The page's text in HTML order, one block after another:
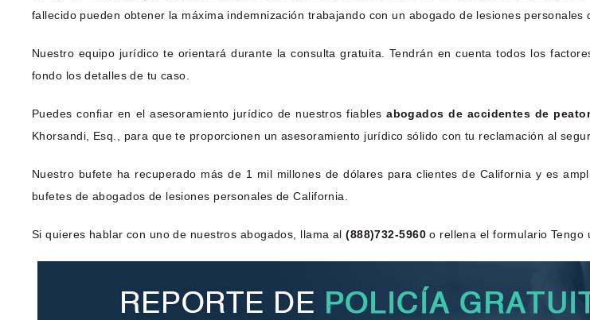
fallecido pueden obtener la máxima indemnización trabajando con un abogado de lesiones personales
Nuestro equipo jurídico te orientará durante la consulta gratuita. Tendrán en cuenta todos los
fondo los detalles de tu caso.
Puedes confiar en el asesoramiento jurídico de nuestros fiablesabogados de accidentes de
Khorsandi, Esq., para que te proporcionen un asesoramiento jurídico sólido con tu reclamación al
Nuestro bufete ha recuperado más de 1 mil millones de dólares para clientes de California y es
bufetes de abogados de lesiones personales de California.
Si quieres hablar con uno de nuestros abogados, llama al(888)732-5960o rellena el formulario Tengo